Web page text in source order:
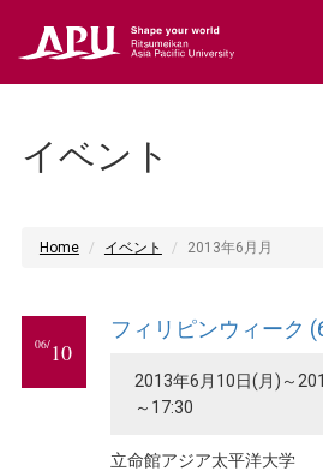
イベント
Home イベント 2013年6月月
06/10
フィリピンウィーク
2013年6月10日(月)～
～17:30
立命館アジア太平洋大学